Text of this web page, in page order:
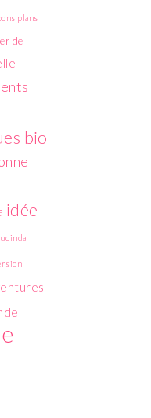
plans
de
bio
idée